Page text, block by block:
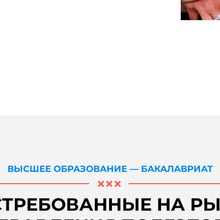
ВЫСШЕЕ ОБРАЗОВАНИЕ — БАКАЛАВРИАТ
НА